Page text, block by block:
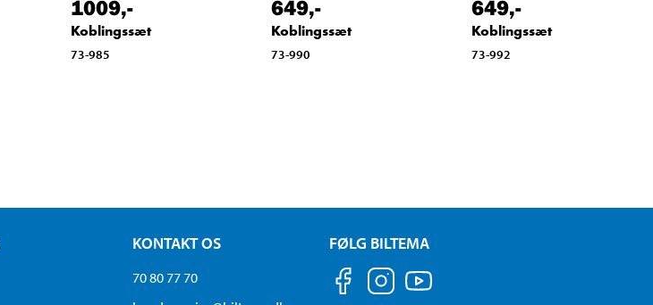
1009,-
Koblingssæt
73-985
649,-
Koblingssæt
73-990
649,-
Koblingssæt
73-992
KONTAKT OS
70 80 77 70
FØLG BILTEMA